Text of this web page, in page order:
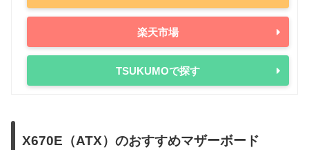
楽天市場
TSUKUMOで探す
X670E（ATX）のおすすめマザーボード